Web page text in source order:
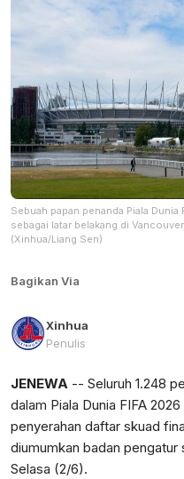
Sebuah papan penanda Piala
sebagai latar belakang di
(Xinhua/Liang Sen)
Bagikan Via
Xinhua
Penulis
JENEWA -- Seluruh 1.248
dalam Piala Dunia FIFA
penyerahan daftar skuad
diumumkan badan
Selasa (2/6).